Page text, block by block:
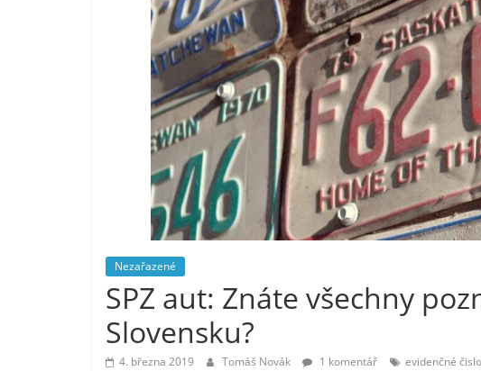
Nezařazené
SPZ aut: Znáte všechny
Slovensku?
4. března 2019 Tomáš Novák 1 komentář evidenčné čislo